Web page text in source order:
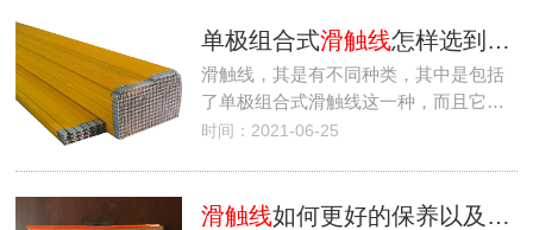
单极组合式滑触线怎样选到质量好的及其特点
滑触线，其是有不同种类，其中是包括
了单极组合式滑触线这一种，而且它…
时间：2021-06-25
滑触线如何更好的保养以及如何进行故障处理